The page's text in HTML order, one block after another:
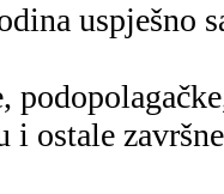
uspješno
ostale